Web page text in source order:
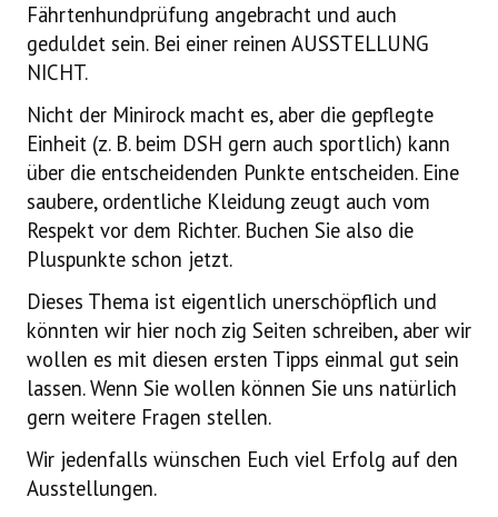
Fährtenhundprüfung angebracht und auch
geduldet sein. Bei einer reinen AUSSTELLUNG
NICHT.
Nicht der Minirock macht es, aber die gepflegte
Einheit (z. B. beim DSH gern auch sportlich) kann
über die entscheidenden Punkte entscheiden. Eine
saubere, ordentliche Kleidung zeugt auch vom
Respekt vor dem Richter. Buchen Sie also die
Pluspunkte schon jetzt.
Dieses Thema ist eigentlich unerschöpflich und
könnten wir hier noch zig Seiten schreiben, aber wir
wollen es mit diesen ersten Tipps einmal gut sein
lassen. Wenn Sie wollen können Sie uns natürlich
gern weitere Fragen stellen.
Wir jedenfalls wünschen Euch viel Erfolg auf den
Ausstellungen.